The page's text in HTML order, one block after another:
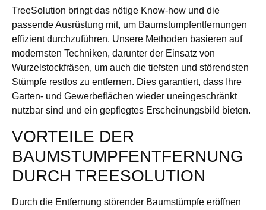
TreeSolution bringt das nötige Know-how und die
passende Ausrüstung mit, um Baumstumpfentfernungen
effizient durchzuführen. Unsere Methoden basieren auf
modernsten Techniken, darunter der Einsatz von
Wurzelstockfräsen, um auch die tiefsten und störendsten
Stümpfe restlos zu entfernen. Dies garantiert, dass Ihre
Garten- und Gewerbeflächen wieder uneingeschränkt
nutzbar sind und ein gepflegtes Erscheinungsbild bieten.
VORTEILE DER
BAUMSTUMPFENTFERNUNG
DURCH TREESOLUTION
Durch die Entfernung störender Baumstümpfe eröffnen